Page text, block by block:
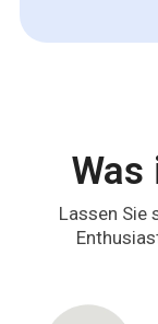
Lassen Sie